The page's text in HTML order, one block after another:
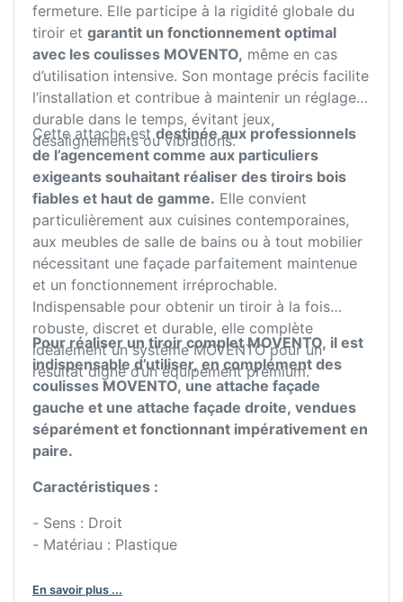
fermeture. Elle participe à la rigidité globale du
tiroir et garantit un fonctionnement optimal
avec les coulisses MOVENTO, même en cas
d’utilisation intensive. Son montage précis facilite
l’installation et contribue à maintenir un réglage
durable dans le temps, évitant jeux,
désalignements ou vibrations.
Cette attache estdestinée aux professionnels
de l’agencement comme aux particuliers
exigeants souhaitant réaliser des tiroirs bois
fiables et haut de gamme. Elle convient
particulièrement aux cuisines contemporaines,
aux meubles de salle de bains ou à tout mobilier
nécessitant une façade parfaitement maintenue
et un fonctionnement irréprochable.
Indispensable pour obtenir un tiroir à la fois
robuste, discret et durable, elle complète
idéalement un système MOVENTO pour un
résultat digne d’un équipement premium.
Pour réaliser un tiroir complet MOVENTO, il est
indispensable d’utiliser, en complément des
coulisses MOVENTO, une attache façade
gauche et une attache façade droite, vendues
séparément et fonctionnant impérativement en
paire.
Caractéristiques :
- Sens : Droit
- Matériau : Plastique
En savoir plus ...